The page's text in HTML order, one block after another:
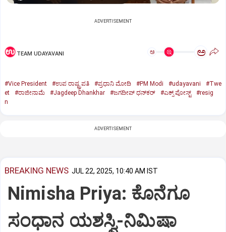
ADVERTISEMENT
TEAM UDAYAVANI ಅ ಅ
#Vice President #ಉಪ ರಾಷ್ಟ್ರಪತಿ #ಪ್ರಧಾನಿ ಮೋದಿ #PM Modi #udayavani
#Twe
et
#ರಾಜೀನಾಮೆ #Jagdeep Dhankhar #ಜಗದೀಪ್‌ ಧನ್‌ಕರ್‌ #ಎಕ್ಸ್‌ ಪೋಸ್ಟ್
#resig
n
ADVERTISEMENT
BREAKING NEWS JUL 22, 2025, 10:40 AM IST
Nimisha Priya: ಕೊನೆಗೂ
ಸಂಧಾನ ಯಶಸ್ವಿ-ನಿಮಿಷಾ